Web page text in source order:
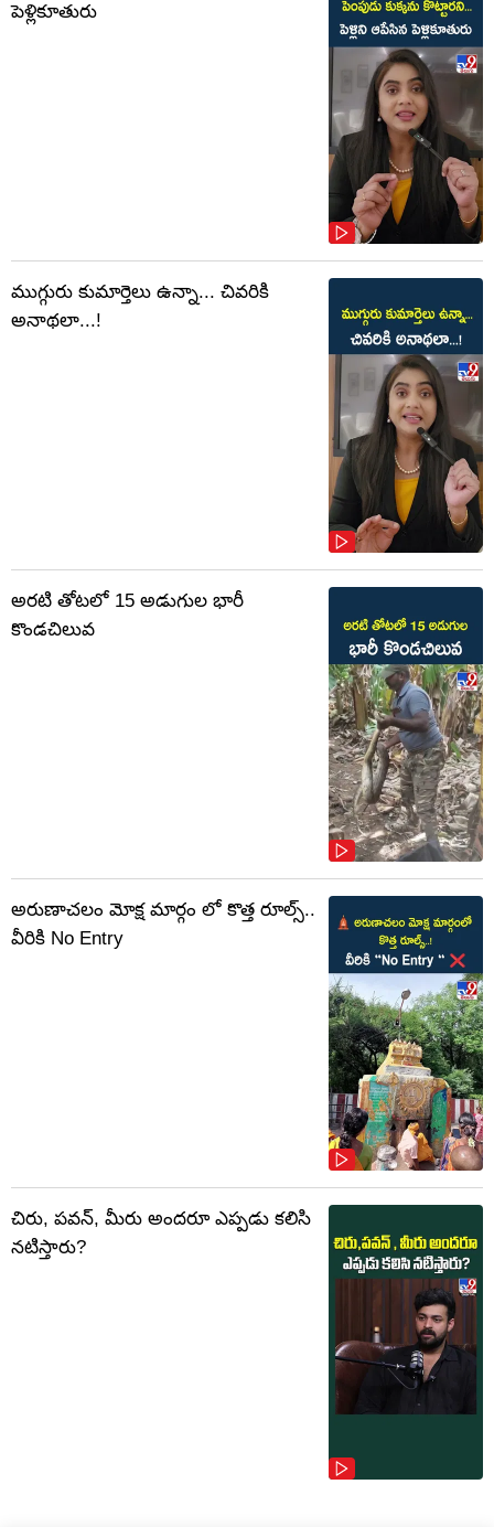
పెళ్లికూతురు
ముగ్గురు కుమార్తెలు ఉన్నా... చివరికి
అనాథలా...!
అరటి తోటలో 15 అడుగుల భారీ
కొండచిలువ
అరుణాచలం మోక్ష మార్గం లో కొత్త రూల్స్..
వీరికి No Entry
చిరు, పవన్, మీరు అందరూ ఎప్పడు కలిసి
నటిస్తారు?